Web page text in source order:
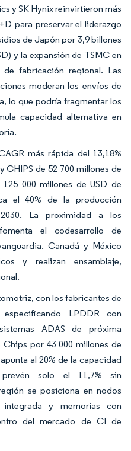
y SK Hynix reinvirtieron más
para preservar el liderazgo
de Japón por 3,9 billones
y la expansión de TSMC en
fabricación regional. Las
moderan los envíos de
lo que podría fragmentar los
capacidad alternativa en
más rápida del 13,18%
CHIPS de 52 700 millones de
000 millones de USD de
el 40% de la producción
La proximidad a los
el codesarrollo de
Canadá y México
y realizan ensamblaje,
con los fabricantes de
LPDDR con
ADAS de próxima
por 43 000 millones de
al 20% de la capacidad
solo el 11,7% sin
se posiciona en nodos
integrada y memorias con
del mercado de CI de